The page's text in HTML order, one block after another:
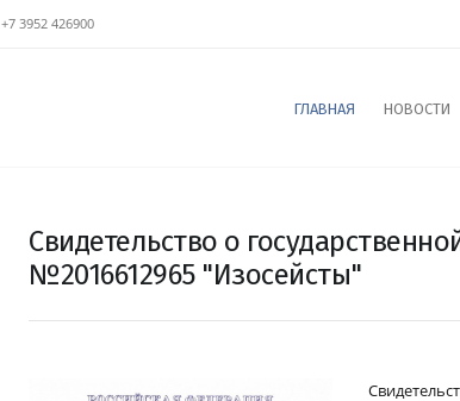
+7 3952 426900
ГЛАВНАЯ НОВОСТИ
Свидетельство о
№2016612965 "Изосейсты"